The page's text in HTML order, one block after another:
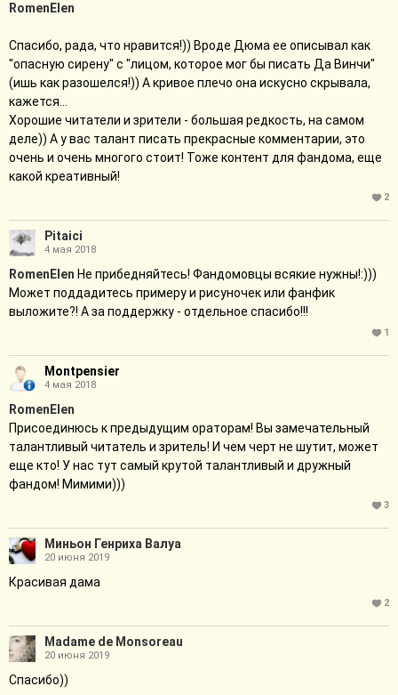
RomenElen
Спасибо, рада, что нравится!)) Вроде Дюма ее описывал как
"опасную сирену" с "лицом, которое мог бы писать Да Винчи"
(ишь как разошелся!)) А кривое плечо она искусно скрывала,
кажется...
Хорошие читатели и зрители - большая редкость, на самом
деле)) А у вас талант писать прекрасные комментарии, это
очень и очень многого стоит! Тоже контент для фандома, еще
какой креативный!
2
Pitaici
4 мая 2018
RomenElen Не прибедняйтесь! Фандомовцы всякие нужны!:)))
Может поддадитесь примеру и рисуночек или фанфик
выложите?! А за поддержку - отдельное спасибо!!!
1
Montpensier
4 мая 2018
RomenElen
Присоединюсь к предыдущим ораторам! Вы замечательный
талантливый читатель и зритель! И чем черт не шутит, может
еще кто! У нас тут самый крутой талантливый и дружный
фандом! Мимими)))
3
Миньон Генриха Валуа
20 июня 2019
Красивая дама
2
Madame de Monsoreau
20 июня 2019
Спасибо))